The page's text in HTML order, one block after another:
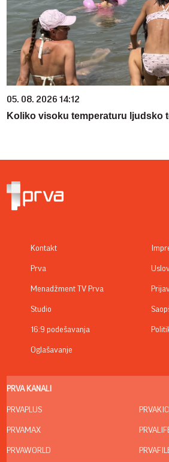
05. 08. 2026 14:12
Koliko visoku temperaturu ljudsko
Kontakt
Prva
Menadžment TV Prva
Studio
16:9 podešavanja
Oglašavanje
PRVA KANALI
PRVAPLUS
PRVAMAX
PRVAWORLD